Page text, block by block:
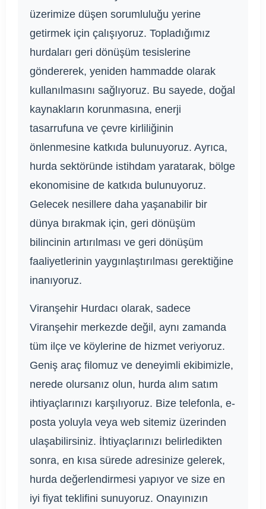
üzerimize düşen sorumluluğu yerine
getirmek için çalışıyoruz. Topladığımız
hurdaları geri dönüşüm tesislerine
göndererek, yeniden hammadde olarak
kullanılmasını sağlıyoruz. Bu sayede, doğal
kaynakların korunmasına, enerji
tasarrufuna ve çevre kirliliğinin
önlenmesine katkıda bulunuyoruz. Ayrıca,
hurda sektöründe istihdam yaratarak, bölge
ekonomisine de katkıda bulunuyoruz.
Gelecek nesillere daha yaşanabilir bir
dünya bırakmak için, geri dönüşüm
bilincinin artırılması ve geri dönüşüm
faaliyetlerinin yaygınlaştırılması gerektiğine
inanıyoruz.
Viranşehir Hurdacı olarak, sadece
Viranşehir merkezde değil, aynı zamanda
tüm ilçe ve köylerine de hizmet veriyoruz.
Geniş araç filomuz ve deneyimli ekibimizle,
nerede olursanız olun, hurda alım satım
ihtiyaçlarınızı karşılıyoruz. Bize telefonla, e-
posta yoluyla veya web sitemiz üzerinden
ulaşabilirsiniz. İhtiyaçlarınızı belirledikten
sonra, en kısa sürede adresinize gelerek,
hurda değerlendirmesi yapıyor ve size en
iyi fiyat teklifini sunuyoruz. Onayınızın